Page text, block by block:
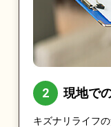
現地で
キズナリライフ